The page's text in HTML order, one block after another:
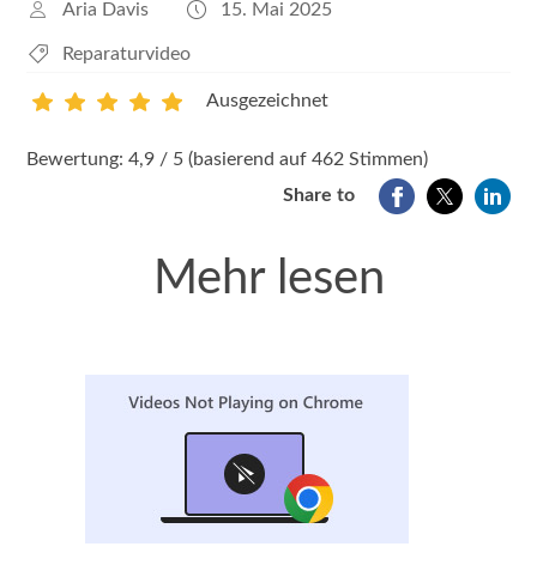
Aria Davis 15. Mai 2025
Reparaturvideo
Ausgezeichnet
Bewertung: 4,9 / 5 (basierend auf 462 Stimmen)
Share to
Mehr lesen